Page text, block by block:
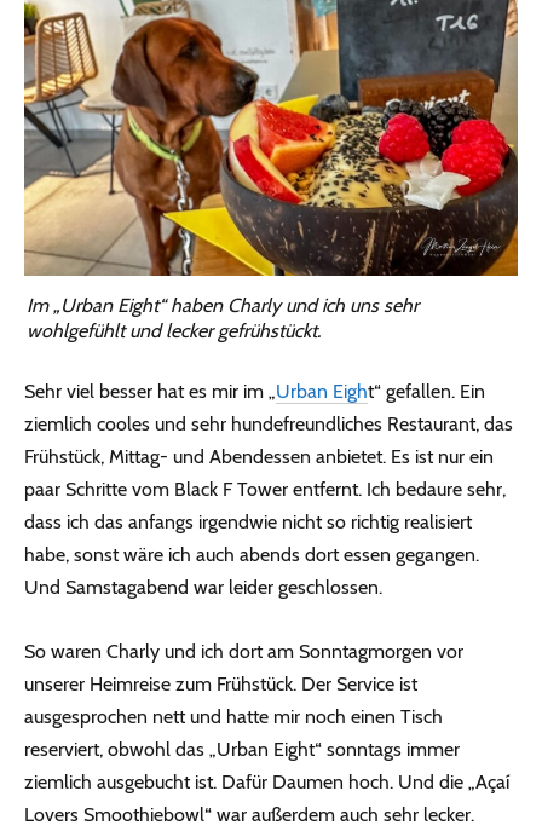
Im „Urban Eight“ haben Charly und ich uns sehr
wohlgefühlt und lecker gefrühstückt.
Sehr viel besser hat es mir im „Urban Eight“ gefallen. Ein
ziemlich cooles und sehr hundefreundliches Restaurant, das
Frühstück, Mittag- und Abendessen anbietet. Es ist nur ein
paar Schritte vom Black F Tower entfernt. Ich bedaure sehr,
dass ich das anfangs irgendwie nicht so richtig realisiert
habe, sonst wäre ich auch abends dort essen gegangen.
Und Samstagabend war leider geschlossen.
So waren Charly und ich dort am Sonntagmorgen vor
unserer Heimreise zum Frühstück. Der Service ist
ausgesprochen nett und hatte mir noch einen Tisch
reserviert, obwohl das „Urban Eight“ sonntags immer
ziemlich ausgebucht ist. Dafür Daumen hoch. Und die „Açaí
Lovers Smoothiebowl“ war außerdem auch sehr lecker.